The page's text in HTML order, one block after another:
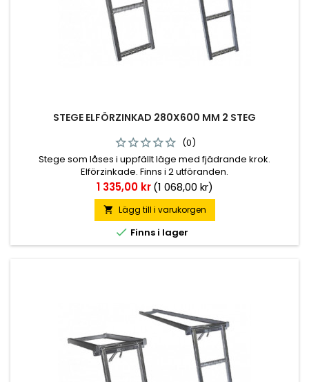
STEGE ELFÖRZINKAD 280X600 MM 2 STEG
(0)
Stege som låses i uppfällt läge med fjädrande krok.
Elförzinkade. Finns i 2 utföranden.
Pris
1 335,00 kr (1 068,00 kr)
 Lägg till i varukorgen
 Finns i lager